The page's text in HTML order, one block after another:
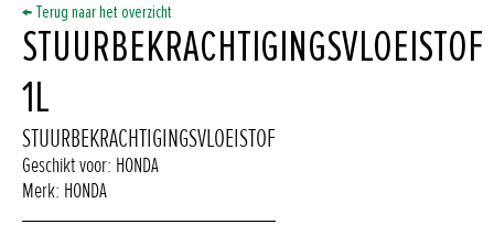
← Terug naar het overzicht
STUURBEKRACHTIGINGSVLOEISTOF
1L
STUURBEKRACHTIGINGSVLOEISTOF
Geschikt voor: HONDA
Merk: HONDA